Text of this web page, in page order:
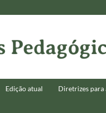
Edição atual Diretrizes para